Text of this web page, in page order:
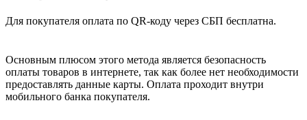
Для покупателя оплата по QR-коду через СБП бесплатна.
Основным плюсом этого метода является безопасность
оплаты товаров в интернете, так как более нет необходимости
предоставлять данные карты. Оплата проходит внутри
мобильного банка покупателя.